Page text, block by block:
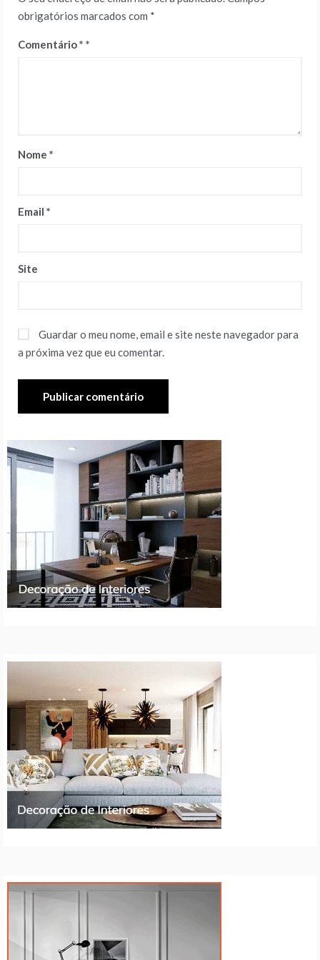
obrigatórios marcados com *
Comentário*
Nome *
Email *
Site
Guardar o meu nome, email e site neste navegador para
a próxima vez que eu comentar.